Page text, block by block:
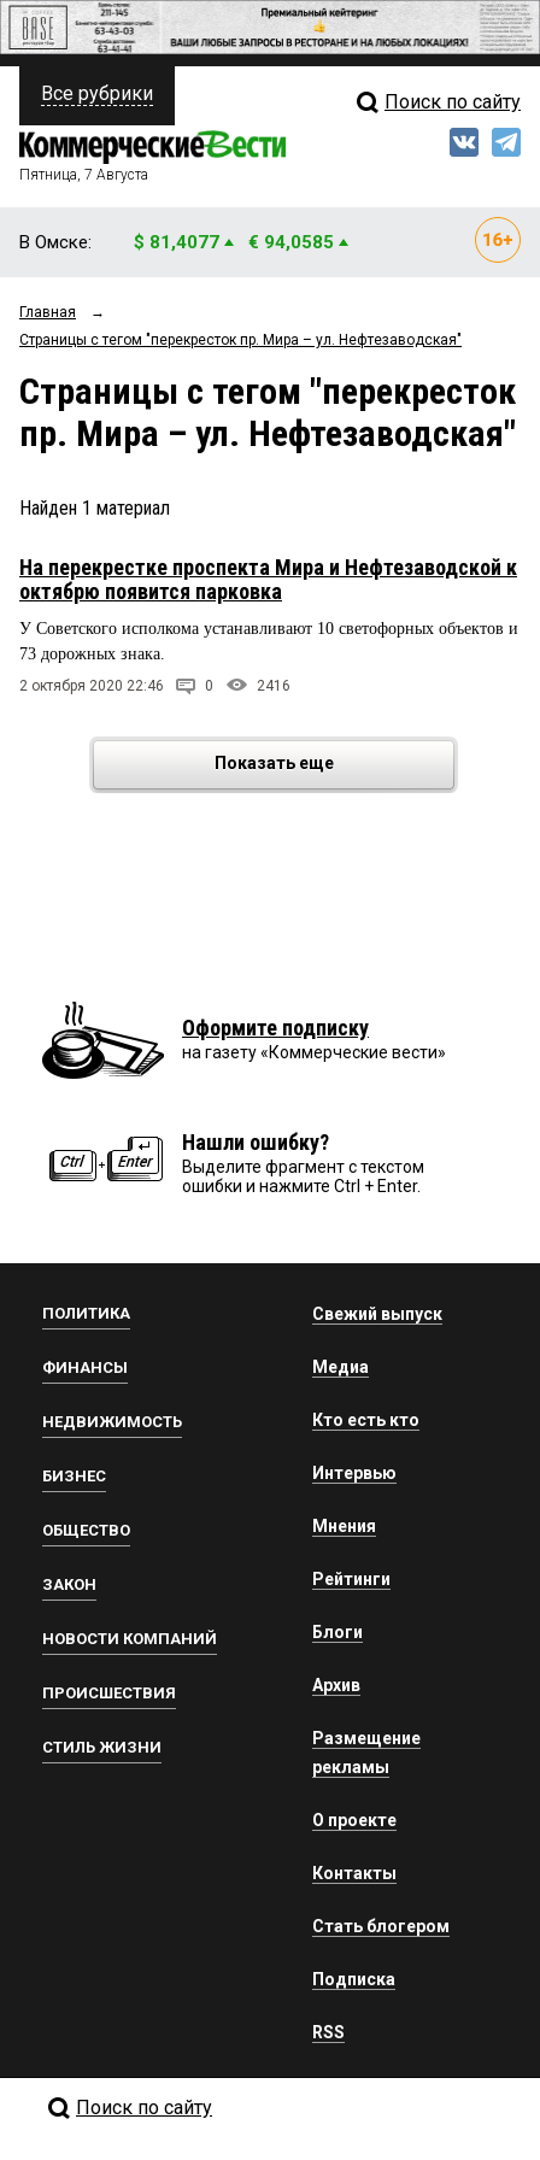
ПОЛИТИКА
ФИНАНСЫ
ОБЩЕСТВО
НОВОСТИ КОМПАНИЙ
Свежий выпуск
Блоги
Все рубрики Поиск по сайту
Пятница, 7 Августа
В Омске: $ 81,4077 € 94,0585
Главная
→
Страницы c тегом "перекресток пр. Мира – ул. Нефтезаводская"
Страницы c тегом "перекресток
пр. Мира – ул. Нефтезаводская"
Найден 1 материал
На перекрестке проспекта Мира и Нефтезаводской к
октябрю появится парковка
У Советского исполкома устанавливают 10 светофорных объектов и
73 дорожных знака.
2 октября 2020 22:46 0 2416
Показать еще
Оформите подписку
на газету «Коммерческие вести»
Нашли ошибку?
Выделите фрагмент с текстом
ошибки и нажмите Ctrl + Enter.
ПОЛИТИКА
ФИНАНСЫ
НЕДВИЖИМОСТЬ
БИЗНЕС
ОБЩЕСТВО
ЗАКОН
НОВОСТИ КОМПАНИЙ
ПРОИСШЕСТВИЯ
СТИЛЬ ЖИЗНИ
Свежий выпуск
Медиа
Кто есть кто
Интервью
Мнения
Рейтинги
Блоги
Архив
Размещение
рекламы
О проекте
Контакты
Стать блогером
Подписка
RSS
Поиск по сайту